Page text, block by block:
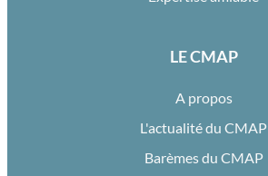
LE CMAP
A propos
L'actualité du CMAP
Barèmes du CMAP